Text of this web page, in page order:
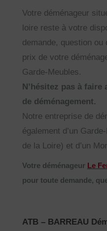
Votre déménageur
loire reste à votre
demande, question
prix de votre
Garde-Meubles.
N’hésitez pas à
de déménagement.
Notre entreprise de
également d’un
de la Loire) et d’un
Votre déménageur Le
pour toute demande,
ATB – BARREAU